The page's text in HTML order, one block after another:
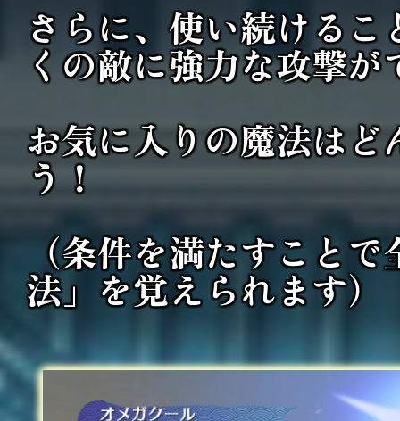
さらに、使い続ける
くの敵に強力な攻撃
お気に入りの魔法は
う！
（条件を満たすこと
法」を覚えられます）